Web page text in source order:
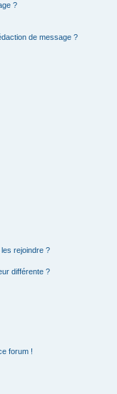
?
de message ?
rejoindre ?
différente ?
forum !